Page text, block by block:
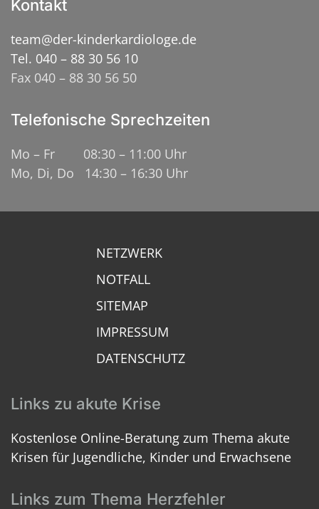
Kontakt
team@der-kinderkardiologe.de
Tel. 040 – 88 30 56 10
Fax 040 – 88 30 56 50
Telefonische Sprechzeiten
Mo – Fr 08:30 – 11:00 Uhr
Mo, Di, Do 14:30 – 16:30 Uhr
NETZWERK
NOTFALL
SITEMAP
IMPRESSUM
DATENSCHUTZ
Links zu akute Krise
Kostenlose Online-Beratung zum Thema akute
Krisen für Jugendliche, Kinder und Erwachsene
Links zum Thema Herzfehler